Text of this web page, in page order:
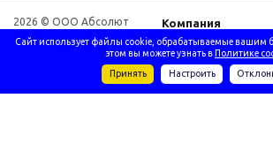
2026 © ООО Абсолют
Сибирь
Компания
Информация
Сайт использует файлы cookie, обрабатываемые вашим
этом вы можете узнать вПолитике
Принять
Настроить